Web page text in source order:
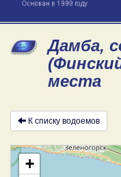
Дамба,
места
К списку водоемов
+